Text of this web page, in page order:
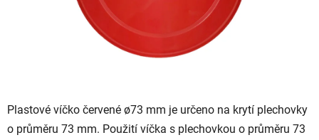
Plastové víčko červené ø73 mm je určeno na krytí plechovky
o průměru 73 mm. Použití víčka s plechovkou o průměru 73